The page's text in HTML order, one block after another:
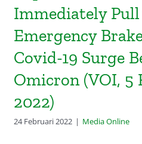
Immediately
Emergency
Covid-19 Surge
Omicron (VOI, 5
2022)
24 Februari 2022 | Media Online